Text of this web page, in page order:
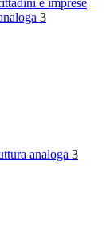
e imprese
3
analoga 3